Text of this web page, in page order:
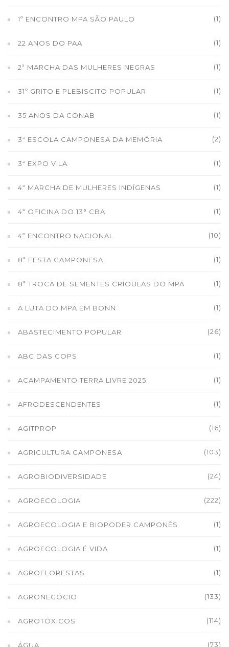
1º ENCONTRO MPA SÃO PAULO (1)
22 ANOS DO PAA (1)
2ª MARCHA DAS MULHERES NEGRAS (1)
31º GRITO E PLEBISCITO POPULAR (1)
35 ANOS DA CONAB (1)
3ª ESCOLA CAMPONESA DA MEMÓRIA (2)
3ª EXPO VILA (1)
4ª MARCHA DE MULHERES INDÍGENAS (1)
4ª OFICINA DO 13° CBA (1)
4º ENCONTRO NACIONAL (10)
8ª FESTA CAMPONESA (1)
8ª TROCA DE SEMENTES CRIOULAS DO MPA (1)
A LUTA DO MPA EM BONN (1)
ABASTECIMENTO POPULAR (26)
ABC DAS COPS (1)
ACAMPAMENTO TERRA LIVRE 2025 (1)
AFRODESCENDENTES (1)
AGITPROP (16)
AGRICULTURA CAMPONESA (103)
AGROBIODIVERSIDADE (24)
AGROECOLOGIA (222)
AGROECOLOGIA E BIOPODER CAMPONÊS (1)
AGROECOLOGIA É VIDA (1)
AGROFLORESTAS (1)
AGRONEGÓCIO (133)
AGROTÓXICOS (114)
ÁGUA (73)